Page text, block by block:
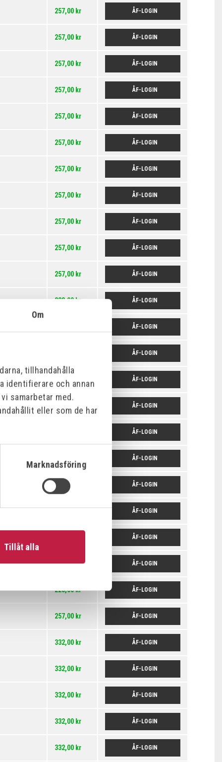
Om
tillhandahålla
identifierare och annan
samarbetar med.
eller som de har
Marknadsföring
Tillåt alla
257,00 kr ÅF-LOGIN
257,00 kr ÅF-LOGIN
257,00 kr ÅF-LOGIN
257,00 kr ÅF-LOGIN
257,00 kr ÅF-LOGIN
257,00 kr ÅF-LOGIN
257,00 kr ÅF-LOGIN
257,00 kr ÅF-LOGIN
257,00 kr ÅF-LOGIN
257,00 kr ÅF-LOGIN
257,00 kr ÅF-LOGIN
228,00 kr ÅF-LOGIN
ÅF-LOGIN
ÅF-LOGIN
228,00 kr ÅF-LOGIN
228,00 kr ÅF-LOGIN
ÅF-LOGIN
ÅF-LOGIN
257,00 kr ÅF-LOGIN
ÅF-LOGIN
ÅF-LOGIN
257,00 kr ÅF-LOGIN
228,00 kr ÅF-LOGIN
257,00 kr ÅF-LOGIN
332,00 kr ÅF-LOGIN
332,00 kr ÅF-LOGIN
332,00 kr ÅF-LOGIN
332,00 kr ÅF-LOGIN
332,00 kr ÅF-LOGIN